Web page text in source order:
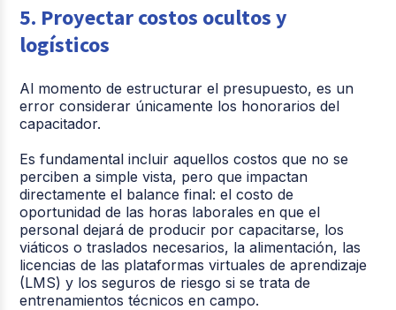
5. Proyectar costos ocultos y
logísticos
Al momento de estructurar el presupuesto, es un
error considerar únicamente los honorarios del
capacitador.
Es fundamental incluir aquellos costos que no se
perciben a simple vista, pero que impactan
directamente el balance final: el costo de
oportunidad de las horas laborales en que el
personal dejará de producir por capacitarse, los
viáticos o traslados necesarios, la alimentación, las
licencias de las plataformas virtuales de aprendizaje
(LMS) y los seguros de riesgo si se trata de
entrenamientos técnicos en campo.